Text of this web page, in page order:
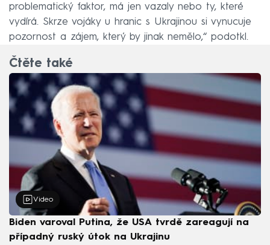
problematický faktor, má jen vazaly nebo ty, které
vydírá. Skrze vojáky u hranic s Ukrajinou si vynucuje
pozornost a zájem, který by jinak nemělo,“ podotkl.
Čtěte také
Video
Biden varoval Putina, že USA tvrdě zareagují na
případný ruský útok na Ukrajinu